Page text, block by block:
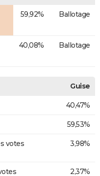
59,92% Ballotage
40,08% Ballotage
Guise
40,47%
59,53%
votes
3,98%
2,37%